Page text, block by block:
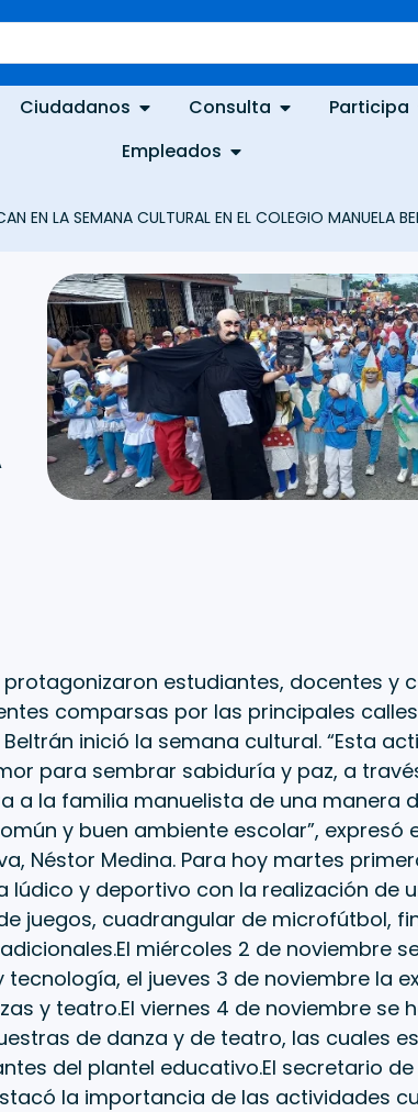
Ciudadanos Consulta Participa
Empleados
EN LA SEMANA CULTURAL EN EL COLEGIO MANUELA
protagonizaron estudiantes, docentes y
comparsas por las principales
inició la semana cultural. “Esta
para sembrar sabiduría y paz, a
a la familia manuelista de una manera
y buen ambiente escolar”, expresó
Néstor Medina. Para hoy martes
lúdico y deportivo con la realización de
juegos, cuadrangular de microfútbol,
miércoles 2 de noviembre
el jueves 3 de noviembre la
y teatro.El viernes 4 de noviembre se
de danza y de teatro, las cuales
del plantel educativo.El secretario de
la importancia de las actividades